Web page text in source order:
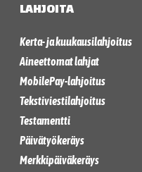
LAHJOITA
Kerta- ja kuukausilahjoitus
Aineettomat lahjat
MobilePay-lahjoitus
Tekstiviestilahjoitus
Testamentti
Päivätyökeräys
Merkkipäiväkeräys